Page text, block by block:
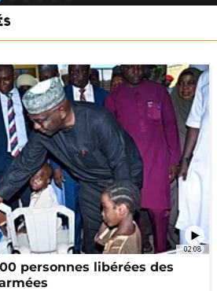
02:08
personnes libérées des